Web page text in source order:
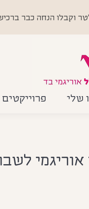
שלי פרוייקטים
וקבלו הנחה כבר ברכישה